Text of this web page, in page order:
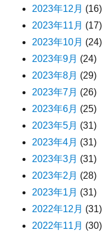
2023年12月 (16)
2023年11月 (17)
2023年10月 (24)
2023年9月 (24)
2023年8月 (29)
2023年7月 (26)
2023年6月 (25)
2023年5月 (31)
2023年4月 (31)
2023年3月 (31)
2023年2月 (28)
2023年1月 (31)
2022年12月 (31)
2022年11月 (30)